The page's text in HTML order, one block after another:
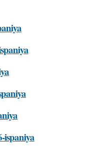
ispaniya